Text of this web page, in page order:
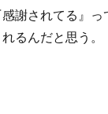
謝されてる』っ
るんだと思う。